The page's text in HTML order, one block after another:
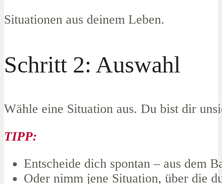
Situationen aus deinem Leben.
Schritt 2: Auswahl
Wähle eine Situation aus. Du bist dir
TIPP:
Entscheide dich spontan – aus dem
Oder nimm jene Situation, über die